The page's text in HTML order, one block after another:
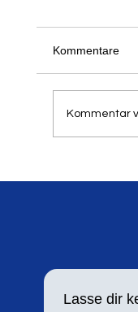
Schon
Kommentare
Kommentar
Lasse dir